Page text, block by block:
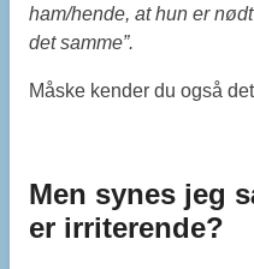
ham/hende, at hun er
det samme”.
Måske kender du også
Men synes jeg
er irriterende?